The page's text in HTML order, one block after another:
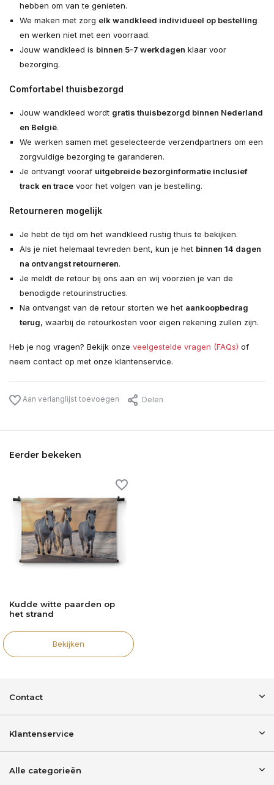
hebben om van te genieten.
We maken met zorg elk wandkleed individueel op bestelling
en werken niet met een voorraad.
Jouw wandkleed is binnen 5-7 werkdagen klaar voor
bezorging.
Comfortabel thuisbezorgd
Jouw wandkleed wordt gratis thuisbezorgd binnen Nederland
en België.
We werken samen met geselecteerde verzendpartners om een
zorgvuldige bezorging te garanderen.
Je ontvangt vooraf uitgebreide bezorginformatie inclusief
track en tracevoor het volgen van je bestelling.
Retourneren mogelijk
Je hebt de tijd om het wandkleed rustig thuis te bekijken.
Als je niet helemaal tevreden bent, kun je het binnen 14 dagen
na ontvangst retourneren.
Je meldt de retour bij ons aan en wij voorzien je van de
benodigde retourinstructies.
Na ontvangst van de retour storten we het aankoopbedrag
terug, waarbij de retourkosten voor eigen rekening zullen zijn.
Heb je nog vragen? Bekijk onze veelgestelde vragen (FAQs) of
neem contact op met onze klantenservice.
Aan verlanglijst toevoegen Delen
Eerder bekeken
Kudde witte paarden op
het strand
Bekijken
Contact
Klantenservice
Alle categorieën